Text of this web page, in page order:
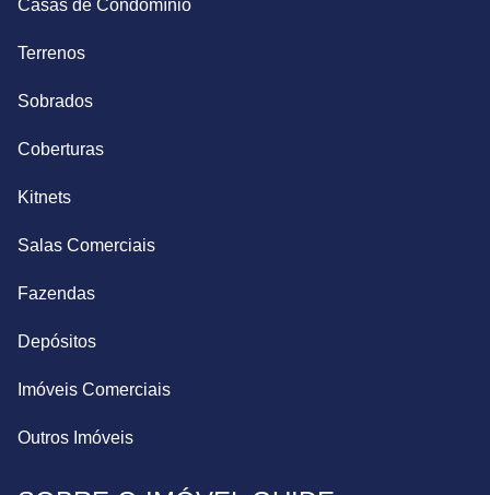
Casas de Condomínio
Terrenos
Sobrados
Coberturas
Kitnets
Salas Comerciais
Fazendas
Depósitos
Imóveis Comerciais
Outros Imóveis